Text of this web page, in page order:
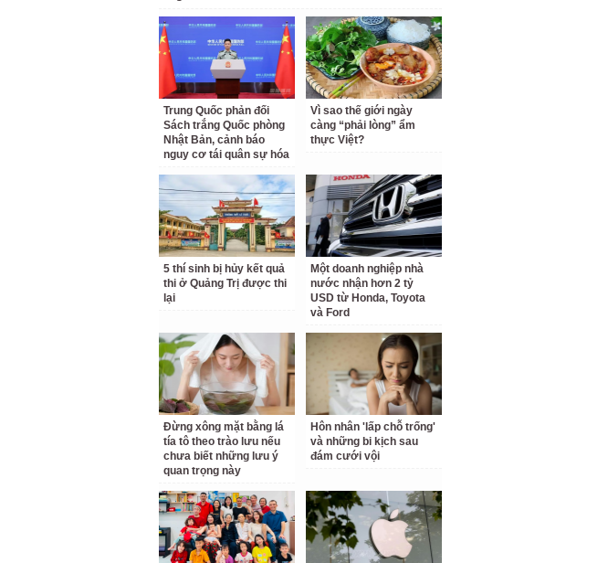
Trung Quốc phản đối
Sách trắng Quốc phòng
Nhật Bản, cảnh báo
nguy cơ tái quân sự hóa
Vì sao thế giới ngày
càng “phải lòng” ẩm
thực Việt?
5 thí sinh bị hủy kết quả
thi ở Quảng Trị được thi
lại
Một doanh nghiệp nhà
nước nhận hơn 2 tỷ
USD từ Honda, Toyota
và Ford
Đừng xông mặt bằng lá
tía tô theo trào lưu nếu
chưa biết những lưu ý
quan trọng này
Hôn nhân 'lấp chỗ trống'
và những bi kịch sau
đám cưới vội